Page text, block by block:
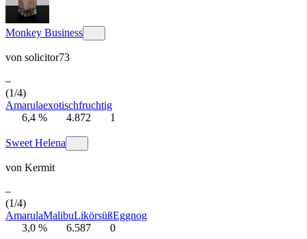
Monkey Business
von solicitor73
–
(1/4)
Amarulaexotischfruchtig
6,4 %
4.872 1
Sweet Helena
von Kermit
–
(1/4)
AmarulaMalibuLikörsüßEggnog
3,0 %
6.587 0